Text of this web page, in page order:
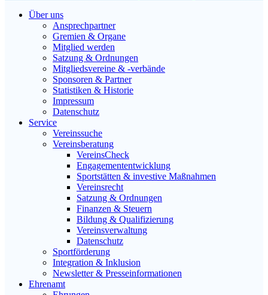
Über uns
Ansprechpartner
Gremien & Organe
Mitglied werden
Satzung & Ordnungen
Mitgliedsvereine & -verbände
Sponsoren & Partner
Statistiken & Historie
Impressum
Datenschutz
Service
Vereinssuche
Vereinsberatung
VereinsCheck
Engagemententwicklung
Sportstätten & investive Maßnahmen
Vereinsrecht
Satzung & Ordnungen
Finanzen & Steuern
Bildung & Qualifizierung
Vereinsverwaltung
Datenschutz
Sportförderung
Integration & Inklusion
Newsletter & Presseinformationen
Ehrenamt